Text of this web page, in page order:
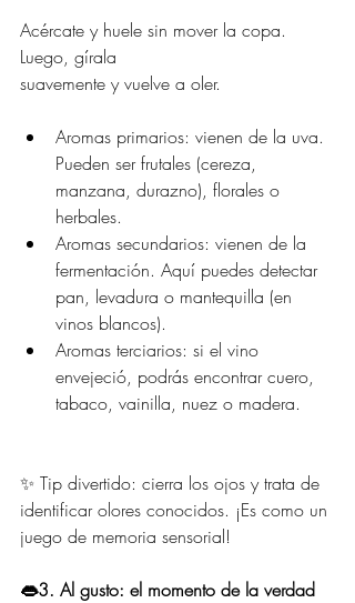
Acércate y huele sin mover la copa.
Luego, gírala
suavemente y vuelve a oler.
Aromas primarios: vienen de la uva.
Pueden ser frutales (cereza,
manzana, durazno), florales o
herbales.
Aromas secundarios: vienen de la
fermentación. Aquí puedes detectar
pan, levadura o mantequilla (en
vinos blancos).
Aromas terciarios: si el vino
envejeció, podrás encontrar cuero,
tabaco, vainilla, nuez o madera.
✨ Tip divertido: cierra los ojos y trata de
identificar olores conocidos. ¡Es como un
juego de memoria sensorial!
👄3. Al gusto: el momento de la verdad